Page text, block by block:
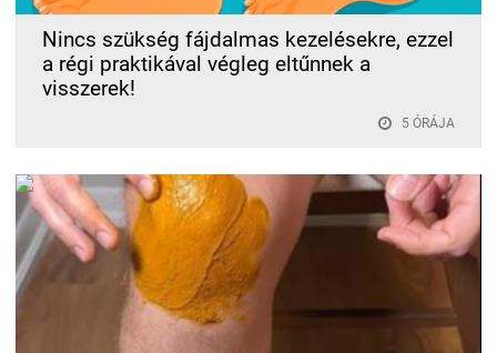
Nincs szükség fájdalmas kezelésekre, ezzel
a régi praktikával végleg eltűnnek a
visszerek!
5 ÓRÁJA